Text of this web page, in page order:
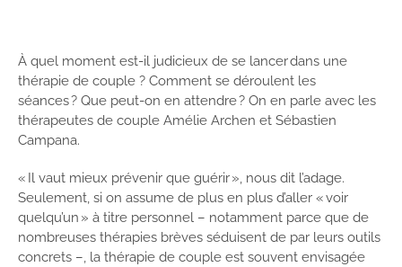
À quel moment est-il judicieux de se lancer dans une
thérapie de couple ? Comment se déroulent les
séances ? Que peut-on en attendre ? On en parle avec les
thérapeutes de couple Amélie Archen et Sébastien
Campana.
« Il vaut mieux prévenir que guérir », nous dit l’adage.
Seulement, si on assume de plus en plus d’aller « voir
quelqu’un » à titre personnel – notamment parce que de
nombreuses thérapies brèves séduisent de par leurs outils
concrets –, la thérapie de couple est souvent envisagée